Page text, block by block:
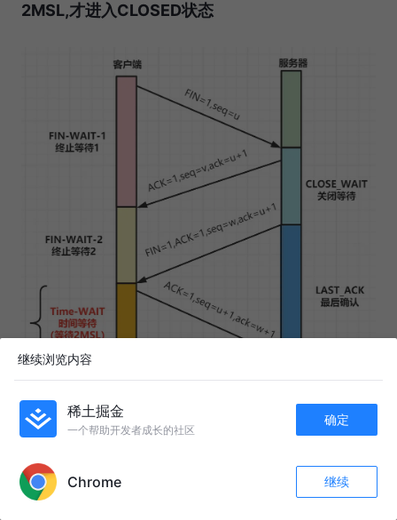
2MSL,才进入CLOSED状态
2MSL，2 Maximum Segment Lifetime，即两个最大段
468
继续浏览内容
稀土掘金
一个帮助开发者成长的社区
确定
Chrome 继续